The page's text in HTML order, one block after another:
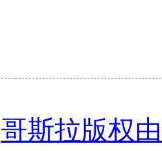
哥斯拉版权